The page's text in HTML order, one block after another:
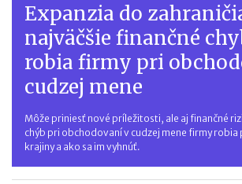
Expanzia do
najväčšie finančné
robia firmy pri
cudzej mene
Môže priniesť nové príležitosti, ale aj finančné
chýb pri obchodovaní v cudzej mene firmy robia
krajiny a ako sa im vyhnúť.